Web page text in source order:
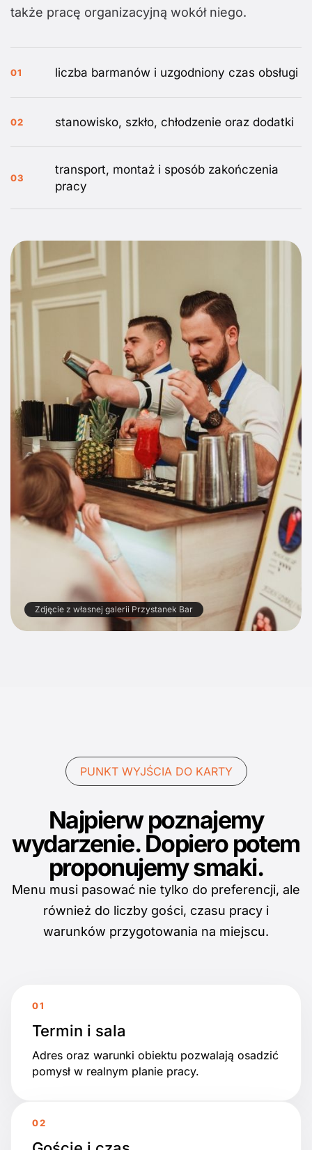
także pracę organizacyjną wokół niego.
01 liczba barmanów i uzgodniony czas obsługi
02 stanowisko, szkło, chłodzenie oraz dodatki
03
transport, montaż i sposób zakończenia
pracy
Zdjęcie z własnej galerii Przystanek Bar
PUNKT WYJŚCIA DO KARTY
Najpierw poznajemy
wydarzenie. Dopiero potem
proponujemy smaki.
Menu musi pasować nie tylko do preferencji, ale
również do liczby gości, czasu pracy i
warunków przygotowania na miejscu.
Termin i sala
Adres oraz warunki obiektu pozwalają osadzić
pomysł w realnym planie pracy.